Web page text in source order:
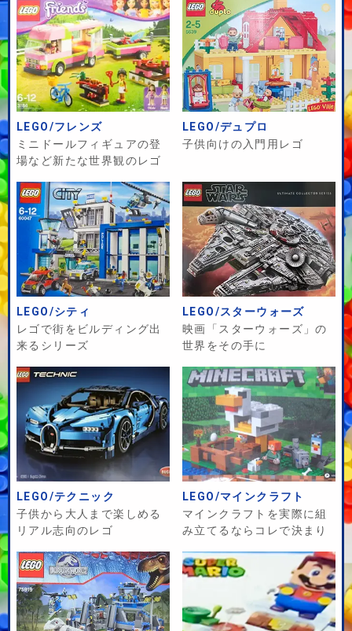
LEGO/フレンズ
ミニドールフィギュアの登
場など新たな世界観のレゴ
LEGO/デュプロ
子供向けの入門用レゴ
LEGO/シティ
レゴで街をビルディング出
来るシリーズ
LEGO/スターウォーズ
映画「スターウォーズ」の
世界をその手に
LEGO/テクニック
子供から大人まで楽しめる
リアル志向のレゴ
LEGO/マインクラフト
マインクラフトを実際に組
み立てるならコレで決まり